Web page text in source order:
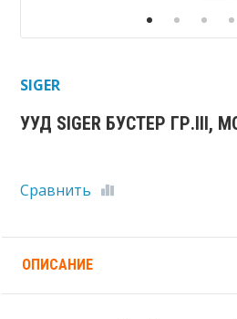
УУД SIGER БУСТЕР ГР.III,
SIGER
Сравнить
ОПИСАНИЕ